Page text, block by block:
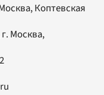
Коптевская
Москва,